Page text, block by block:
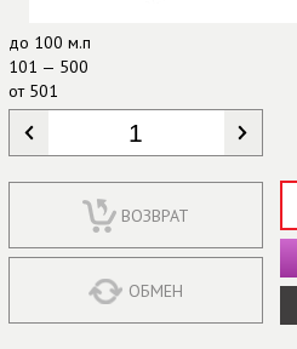
до 100 м.п
101 — 500
от501
КОЛИЧЕСТВО
ВОЗВРАТ
ОБМЕН